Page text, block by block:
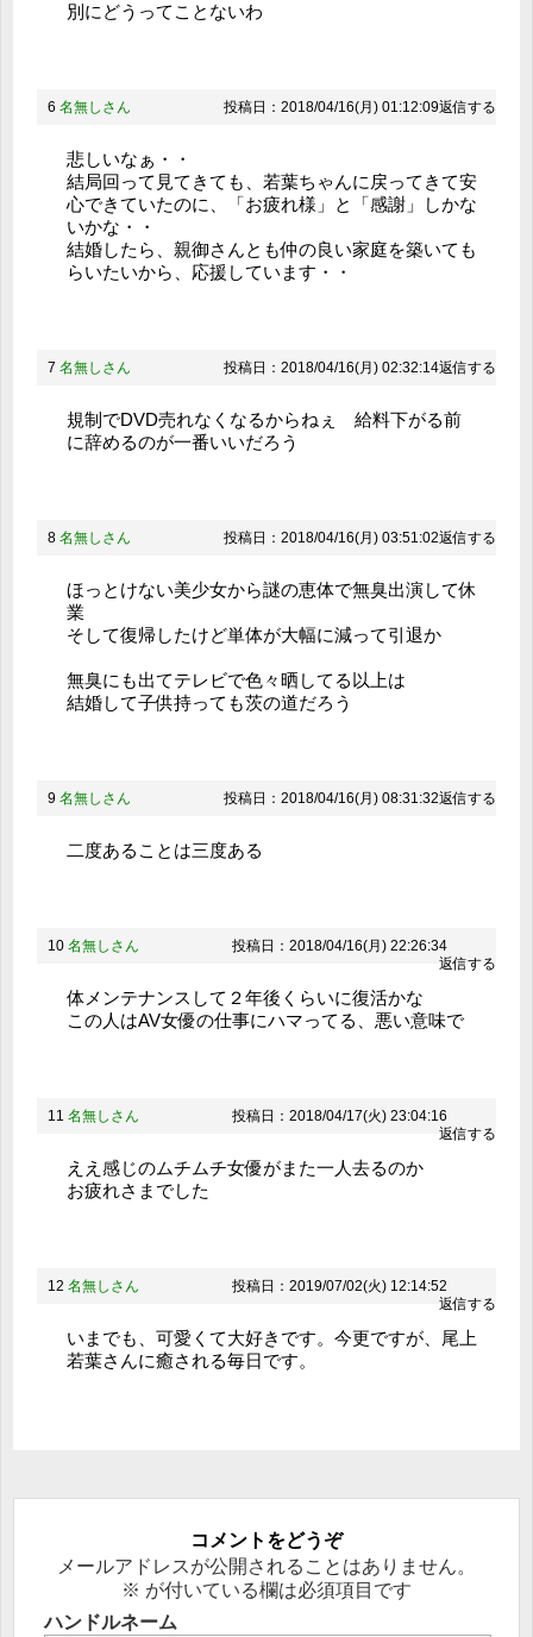
別にどうってことないわ
6 名無しさん 投稿日：2018/04/16(月) 01:12:09返信する
悲しいなぁ・・
結局回って見てきても、若葉ちゃんに戻ってきて安
心できていたのに、「お疲れ様」と「感謝」しかな
いかな・・
結婚したら、親御さんとも仲の良い家庭を築いても
らいたいから、応援しています・・
7 名無しさん 投稿日：2018/04/16(月) 02:32:14返信する
規制でDVD売れなくなるからねぇ 給料下がる前
に辞めるのが一番いいだろう
8 名無しさん 投稿日：2018/04/16(月) 03:51:02返信する
ほっとけない美少女から謎の恵体で無臭出演して休
業
そして復帰したけど単体が大幅に減って引退か
無臭にも出てテレビで色々晒してる以上は
結婚して子供持っても茨の道だろう
9 名無しさん 投稿日：2018/04/16(月) 08:31:32返信する
二度あることは三度ある
10 名無しさん
投稿日：2018/04/16(月) 22:26:34
返信する
体メンテナンスして２年後くらいに復活かな
この人はAV女優の仕事にハマってる、悪い意味で
11 名無しさん
投稿日：2018/04/17(火) 23:04:16
返信する
ええ感じのムチムチ女優がまた一人去るのか
お疲れさまでした
12 名無しさん
投稿日：2019/07/02(火) 12:14:52
返信する
いまでも、可愛くて大好きです。今更ですが、尾上
若葉さんに癒される毎日です。
コメントをどうぞ
メールアドレスが公開されることはありません。
※ が付いている欄は必須項目です
ハンドルネーム